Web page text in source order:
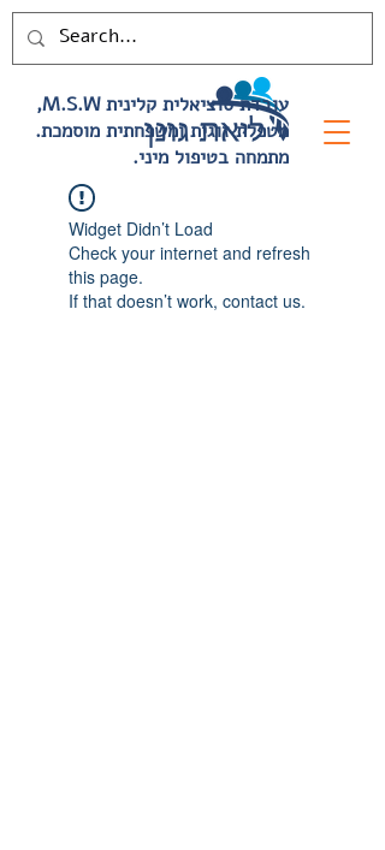
,M.S.W עובדת סוציאלית קלינית
.מטפלת זוגית ומשפחתית מוסמכת
.מתמחה בטיפול מיני
Widget Didn’t Load
Check your internet and refresh
this page.
If that doesn’t work, contact us.